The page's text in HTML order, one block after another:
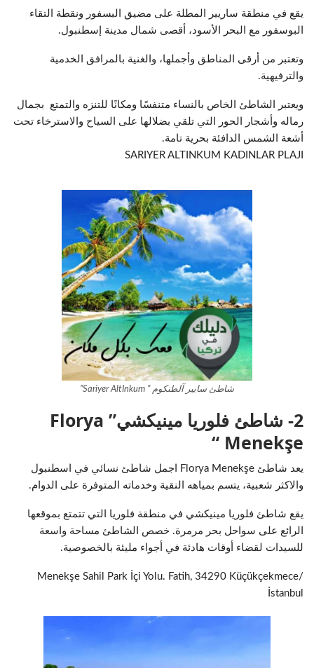
يقع في منطقة ساريير المطلة على مضيق البسفور ونقطة التقاء
البوسفور مع البحر الأسود، أقصى شمال مدينة إسطنبول.
وتعتبر من أرقى المناطق وأجملها، والغنية بالمرافق الخدمية
والترفيهية.
ويعتبر الشاطئ الخاص بالنساء متنفسًا ومكانًا للتنزه والتمتع بجمال
رماله وأشجار الحور التي تلقي بضلالها على السياح والاسترخاء تحت
أشعة الشمس الدافئة بحرية تامة.
SARIYER ALTINKUM KADINLAR PLAJI
شاطئ سايير آلطنكوم ” Sariyer AltInkum”
2- شاطئ فلوريا مينيكشي” Florya
Menekşe “
يعد شاطئ Florya Menekşe اجمل شاطئ نسائي في اسطنبول
والاكثر شعبية، يتسم بمياهه النقية وخدماته المتوفرة على الدوام.
يقع شاطئ فلوريا مينيكشي في منطقة فلوريا التي تتمتع بموقعها
الرائع على سواحل بحر مرمرة. خصص الشاطئ مساحة واسعة
للسيدات لقضاء أوقات هادئة في أجواء مليئة بالخصوصية.
Menekşe Sahil Park İçi Yolu. Fatih, 34290 Küçükçekmece/
İstanbul